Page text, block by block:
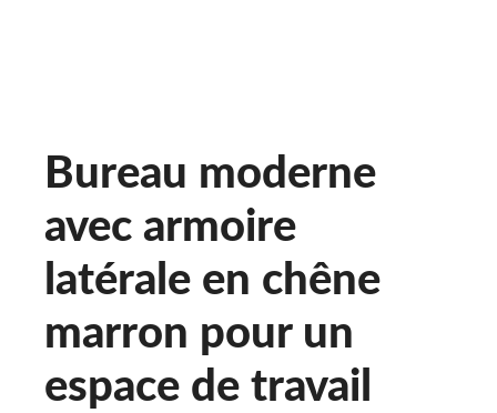
Bureau moderne
avec armoire
latérale en chêne
marron pour un
espace de travail